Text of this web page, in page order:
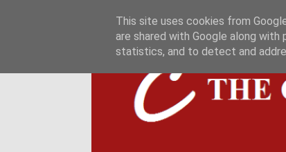
This site uses cookies from
are shared with Google along
statistics, and to detect and